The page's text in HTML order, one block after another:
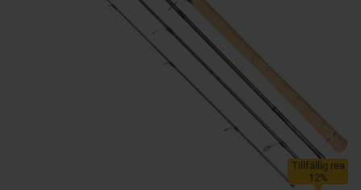
Tillfällig rea
12%